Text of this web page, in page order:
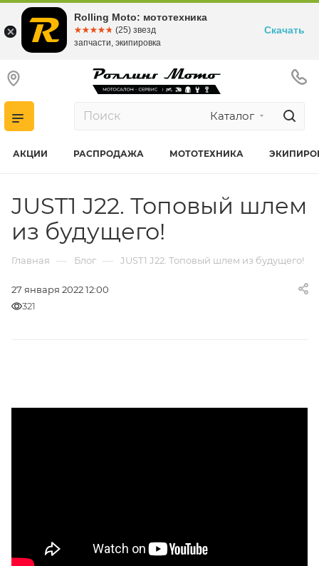
Каталог
АКЦИИ РАСПРОДАЖА МОТОТЕХНИКА
JUST1 J22. Топовый шлем
из будущего!
Главная — Блог — JUST1 J22. Топовый шлем из будущего!
27 января 2022 12:00
321
Rolling Moto: мототехника
☆☆☆☆☆
★★★★★ (25) звезд
запчасти, экипировка
Скачать